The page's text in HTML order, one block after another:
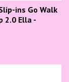
ins Go Walk
2.0 Ella -